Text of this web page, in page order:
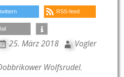
twittern RSS-feed
25. März 2018 Vogler
Wolfsrudel,